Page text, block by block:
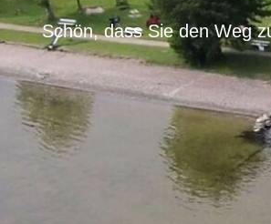
Schön, dass Sie den Weg